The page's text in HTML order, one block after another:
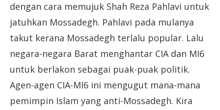
dengan cara memujuk Shah Reza Pahlavi untuk
jatuhkan Mossadegh. Pahlavi pada mulanya
takut kerana Mossadegh terlalu popular. Lalu
negara-negara Barat menghantar CIA dan MI6
untuk berlakon sebagai puak-puak politik.
Agen-agen CIA-MI6 ini mengugut mana-mana
pemimpin Islam yang anti-Mossadegh. Kira